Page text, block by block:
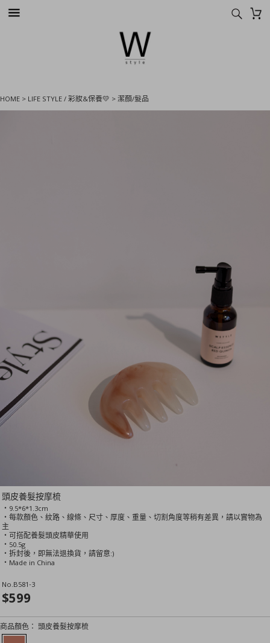
HOME > LIFE STYLE / 彩妝&保養💛 >潔顏/髮品
頭皮養髮按摩梳
‧9.5*6*1.3cm
‧每款顏色、紋路、線條、尺寸、厚度、重量、切割角度等稍有差異，請以實物為
主
‧可搭配養髮頭皮精華使用
‧50.5g
‧拆封後，即無法退換貨，請留意:)
‧Made in China
No.B581-3
$599
商品顏色： 頭皮養髮按摩梳